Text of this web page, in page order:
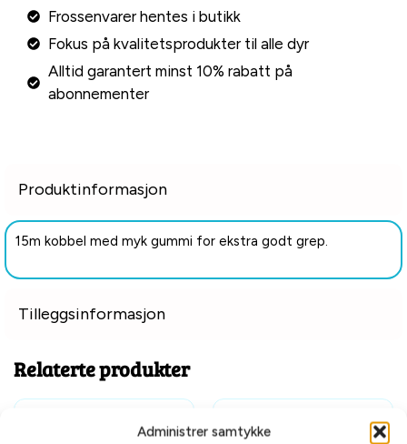
Administrer samtykke
Frossenvarer hentes i butikk
Fokus på kvalitetsprodukter til alle dyr
Alltid garantert minst 10% rabatt på
abonnementer
Produktinformasjon
15m kobbel med myk gummi for ekstra godt grep.
Tilleggsinformasjon
Relaterte produkter